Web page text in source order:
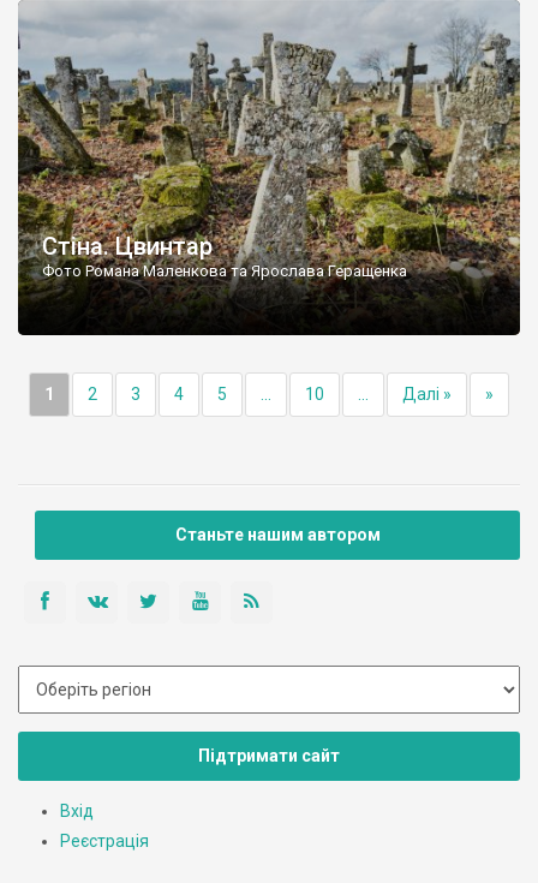
ньому чимало хрестів 19 століття, є такі, де епітафії стер […]
Стіна. Цвинтар
Фото Романа Маленкова та Ярослава Геращенка
1 2 3 4 5 10 Далі » »
Станьте нашим автором
Підтримати сайт
Вхід
Реєстрація